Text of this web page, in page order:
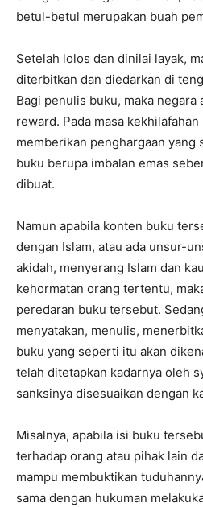
betul-betul merupakan buah
Setelah lolos dan dinilai layak,
diterbitkan dan diedarkan di
Bagi penulis buku, maka negara
reward. Pada masa
memberikan penghargaan yang
buku berupa imbalan emas
dibuat.
Namun apabila konten buku
dengan Islam, atau ada unsur-
akidah, menyerang Islam dan
kehormatan orang tertentu,
peredaran buku tersebut.
menyatakan, menulis,
buku yang seperti itu akan
telah ditetapkan kadarnya oleh
sanksinya disesuaikan dengan
Misalnya, apabila isi buku
terhadap orang atau pihak lain
mampu membuktikan
sama dengan hukuman